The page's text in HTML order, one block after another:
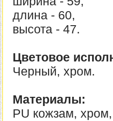
длина - 60,
высота - 47.
Цветовое
Черный, хром.
Материалы:
PU кожзам,